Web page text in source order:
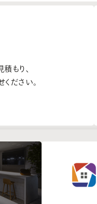
もり、
ださい。